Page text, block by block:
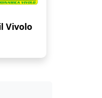
Vivolo